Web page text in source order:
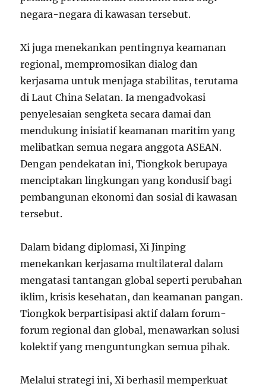
negara-negara di kawasan tersebut.
Xi juga menekankan pentingnya keamanan
regional, mempromosikan dialog dan
kerjasama untuk menjaga stabilitas, terutama
di Laut China Selatan. Ia mengadvokasi
penyelesaian sengketa secara damai dan
mendukung inisiatif keamanan maritim yang
melibatkan semua negara anggota ASEAN.
Dengan pendekatan ini, Tiongkok berupaya
menciptakan lingkungan yang kondusif bagi
pembangunan ekonomi dan sosial di kawasan
tersebut.
Dalam bidang diplomasi, Xi Jinping
menekankan kerjasama multilateral dalam
mengatasi tantangan global seperti perubahan
iklim, krisis kesehatan, dan keamanan pangan.
Tiongkok berpartisipasi aktif dalam forum-
forum regional dan global, menawarkan solusi
kolektif yang menguntungkan semua pihak.
Melalui strategi ini, Xi berhasil memperkuat